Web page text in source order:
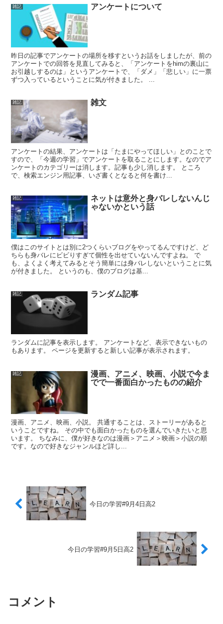
雑記 アンケートについて
昨日の記事でアンケートの場所を移すというお話をしましたが、前の
アンケートでの回答を見直してみると、「アンケートをhimの裏山に
お引越しするのは」というアンケートで、「ダメ」「悲しい」に一票
ずつ入っているということに気が付きました。 ...
雑記 雑文
アンケートの結果、アンケートは「たまにやってほしい」とのことで
すので、「今週の学習」でアンケートを取ることにします。なのでア
ンケートのカテゴリーは消します。記事も少し消します。 ところ
で、検索エンジン用記事、いざ書くとなると何を書け...
雑記
ネットは意外と身バレしないんじ
ゃないかという話
僕はこのサイトとは別に2つくらいブログをやってるんですけど、ど
ちらも身バレにビビりすぎて個性を出せていないんですよね。 で
も、よくよく考えてみるとそう簡単には身バレしないということに気
が付きました。 というのも、僕のブログは基...
雑記 ランダム記事
ランダムに記事を表示します。 アンケートなど、表示できないもの
もあります。 ページを更新すると新しい記事が表示されます。
雑記
漫画、アニメ、映画、小説で今ま
でで一番面白かったものの紹介
漫画、アニメ、映画、小説。 共通することは、ストーリーがあると
いうことですね。 その中でも面白かったものを選んでいきたいと思
います。 ちなみに、僕が好きなのは漫画＞アニメ＞映画＞小説の順
です。なので好きなジャンルほど詳し...
今日の学習#9月4日高2
今日の学習#9月5日高2
コメント